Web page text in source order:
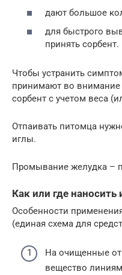
дают большое
для быстрого
принять сорбент.
Чтобы устранить
принимают во
сорбент с учетом веса
Отпаивать питомца
иглы.
Промывание желудка –
Как или где
Особенности
(единая схема для
На очищенные
вещество